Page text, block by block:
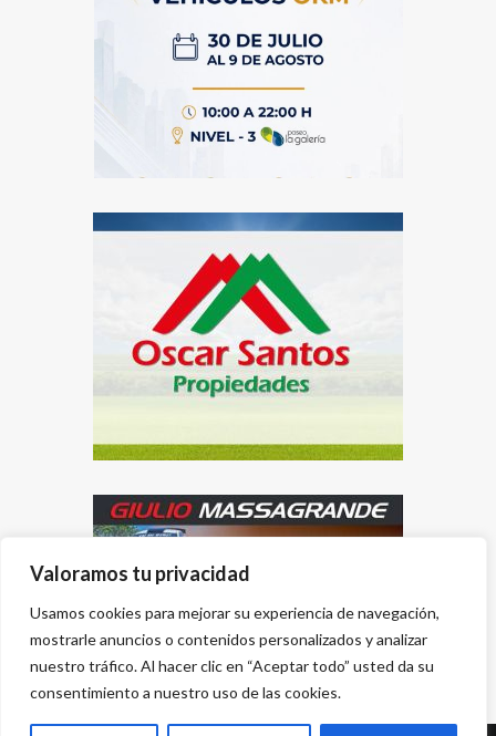
Valoramos tu privacidad
Usamos cookies para mejorar su experiencia de navegación,
mostrarle anuncios o contenidos personalizados y analizar
nuestro tráfico. Al hacer clic en “Aceptar todo” usted da su
consentimiento a nuestro uso de las cookies.